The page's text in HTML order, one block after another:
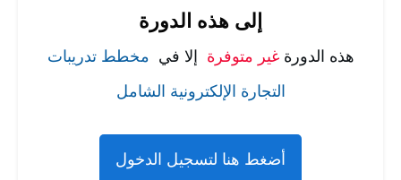
إلى هذه الدورة
هذه الدورةغير متوفرة إلا في مخطط تدريبات
التجارة الإلكترونية الشامل
أضغط هنا لتسجيل الدخول